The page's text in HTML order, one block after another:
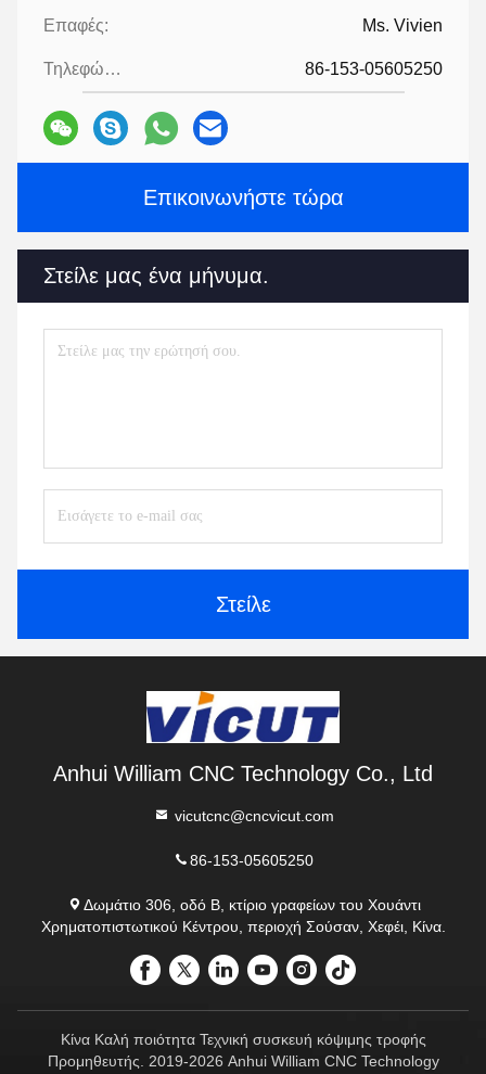
Επαφές: Ms. Vivien
Τηλεφώνημα: 86-153-05605250
Επικοινωνήστε τώρα
Στείλε μας ένα μήνυμα.
Στείλε
Anhui William CNC Technology Co., Ltd
vicutcnc@cncvicut.com
86-153-05605250
Δωμάτιο 306, οδό Β, κτίριο γραφείων του Χουάντι
Χρηματοπιστωτικού Κέντρου, περιοχή Σούσαν, Χεφέι, Κίνα.
Κίνα Καλή ποιότητα Τεχνική συσκευή κόψιμης τροφής
Προμηθευτής. 2019-2026 Anhui William CNC Technology